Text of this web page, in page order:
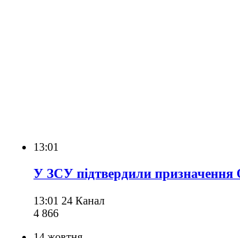
13:01
У ЗСУ підтвердили
13:01 24 Канал
4 866